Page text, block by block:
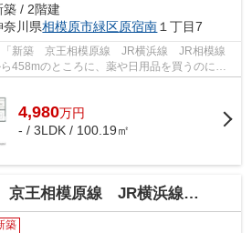
築 / 2階建
奈川県相模原市緑区原宿南 １丁目7
「新築 京王相模原線 JR横浜線 JR相模線
のところに、薬や日用品を買うのに便
ます。原...
4,980万円
- / 3LDK / 100.19㎡
相模原線 JR横浜線 橋本駅 西橋本
築